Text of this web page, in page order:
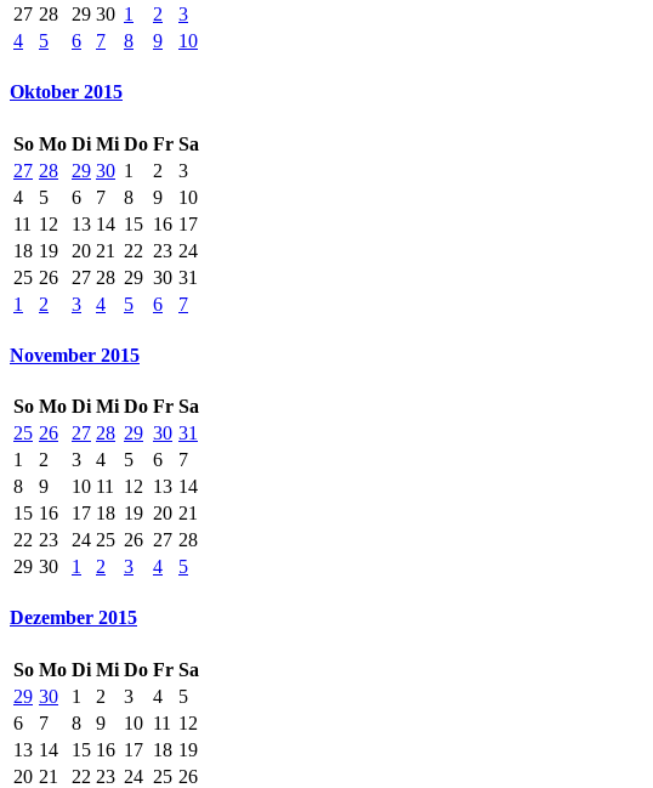
27 28 29 30 1 2
3
4
5 6 7 8 9 10
Oktober 2015
So Mo Di Mi Do Fr Sa
27 28 29 30 1 2
3
4
5 6 7 8 9
10
11 12 13 14 15 16 17
18 19 20 21 22 23 24
25 26 27 28 29 30 31
1
2 3 4 5 6 7
November 2015
So Mo Di Mi Do Fr Sa
25 26 27 28 29 30 31
1
2 3 4 5 6
7
8
9 10 11 12 13 14
15 16 17 18 19 20 21
22 23 24 25 26 27 28
29 30 1 2 3 4 5
Dezember 2015
So Mo Di Mi Do Fr Sa
29 30 1 2 3 4
5
6
7 8 9 10 11 12
13 14 15 16 17 18 19
20 21 22 23 24 25 26